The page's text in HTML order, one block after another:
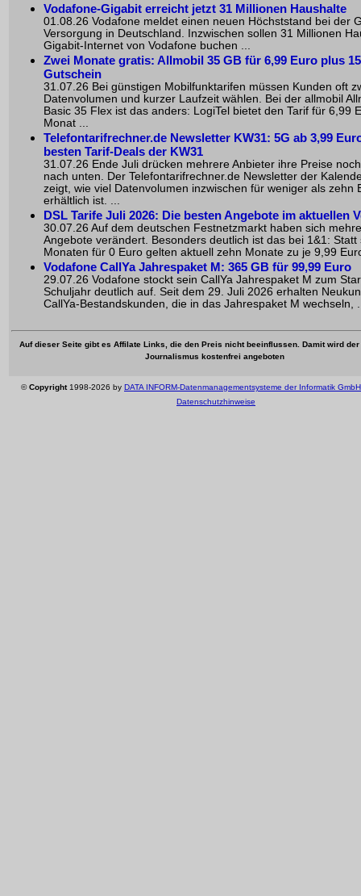
Vodafone-Gigabit erreicht jetzt 31 Millionen Haushalte
01.08.26 Vodafone meldet einen neuen Höchststand bei der
Versorgung in Deutschland. Inzwischen sollen 31 Millionen
Gigabit-Internet von Vodafone buchen ...
Zwei Monate gratis: Allmobil 35 GB für 6,99 Euro plus
Gutschein
31.07.26 Bei günstigen Mobilfunktarifen müssen Kunden oft
Datenvolumen und kurzer Laufzeit wählen. Bei der allmobil
Basic 35 Flex ist das anders: LogiTel bietet den Tarif für 6,99
Monat ...
Telefontarifrechner.de Newsletter KW31: 5G ab 3,99
besten Tarif-Deals der KW31
31.07.26 Ende Juli drücken mehrere Anbieter ihre Preise
nach unten. Der Telefontarifrechner.de Newsletter der
zeigt, wie viel Datenvolumen inzwischen für weniger als zehn
erhältlich ist. ...
DSL Tarife Juli 2026: Die besten Angebote im aktuellen
30.07.26 Auf dem deutschen Festnetzmarkt haben sich
Angebote verändert. Besonders deutlich ist das bei 1&1: Statt
Monaten für 0 Euro gelten aktuell zehn Monate zu je 9,99
Vodafone CallYa Jahrespaket M: 365 GB für 99,99 Euro
29.07.26 Vodafone stockt sein CallYa Jahrespaket M zum
Schuljahr deutlich auf. Seit dem 29. Juli 2026 erhalten
CallYa-Bestandskunden, die in das Jahrespaket M wechseln,
Auf dieser Seite gibt es Affilate Links, die den Preis nicht beeinflussen. Damit wird
Journalismus kostenfrei angeboten
©Copyright1998-2026 by DATA INFORM-Datenmanagementsysteme der Informatik GmbH
Datenschutzhinweise